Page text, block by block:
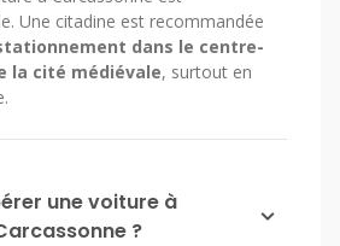
Une citadine est recommandée
dans le centre-
la cité médiévale, surtout en
une voiture à
?